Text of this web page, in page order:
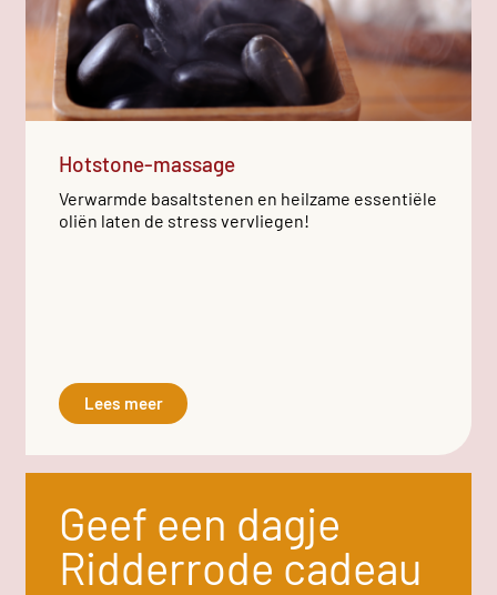
Hotstone-massage
Verwarmde basaltstenen en heilzame essentiële
oliën laten de stress vervliegen!
Lees meer
Geef een dagje
Ridderrode cadeau